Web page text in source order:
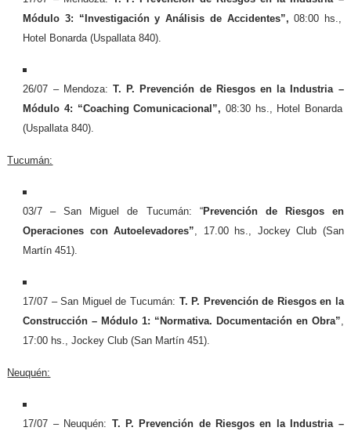
Módulo 3: “Investigación y Análisis de Accidentes”,08:00 hs.,
Hotel Bonarda (Uspallata 840).
26/07 – Mendoza:T. P. Prevención de Riesgos en la Industria –
Módulo 4: “Coaching Comunicacional”, 08:30 hs., Hotel Bonarda
(Uspallata 840).
Tucumán:
03/7 – San Miguel de Tucumán: “Prevención de Riesgos en
Operaciones con Autoelevadores”, 17.00 hs., Jockey Club (San
Martín 451).
17/07 – San Miguel de Tucumán: T. P. Prevención de Riesgos en la
Construcción – Módulo 1: “Normativa. Documentación en Obra”,
17:00 hs., Jockey Club (San Martín 451).
Neuquén:
17/07 – Neuquén: T. P. Prevención de Riesgos en la Industria –